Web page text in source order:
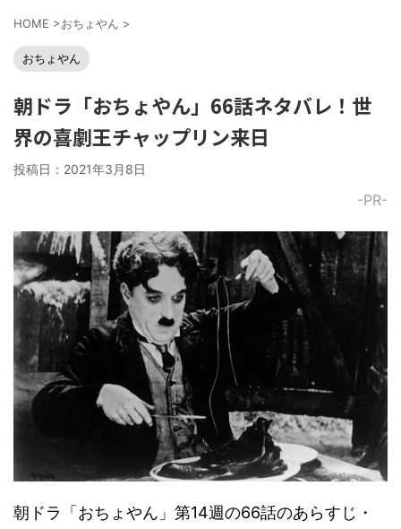
HOME >おちょやん >
おちょやん
朝ドラ「おちょやん」66話ネタバレ！世
界の喜劇王チャップリン来日
投稿日： 2021年3月8日
-PR-
朝ドラ「おちょやん」第14週の66話のあらすじ・